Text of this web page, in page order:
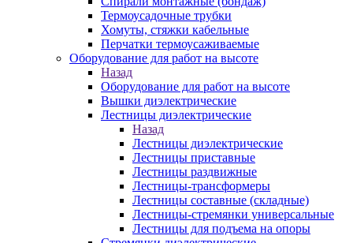
Термоусадочные трубки
Хомуты, стяжки кабельные
Перчатки термоусаживаемые
Оборудование для работ на высоте
Назад
Оборудование для работ на высоте
Вышки диэлектрические
Лестницы диэлектрические
Назад
Лестницы диэлектрические
Лестницы приставные
Лестницы раздвижные
Лестницы-трансформеры
Лестницы составные (складные)
Лестницы-стремянки универсальные
Лестницы для подъема на опоры